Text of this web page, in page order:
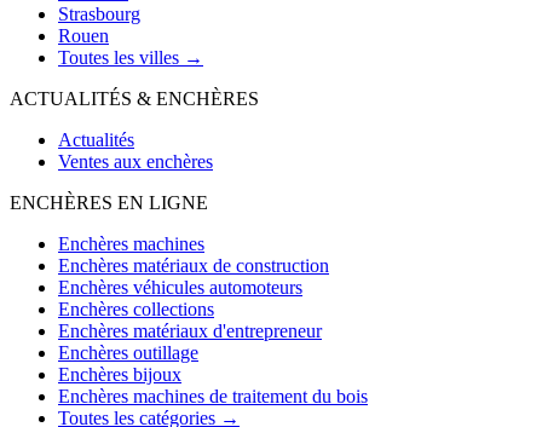
Strasbourg
Rouen
Toutes les villes →
ACTUALITÉS & ENCHÈRES
Actualités
Ventes aux enchères
ENCHÈRES EN LIGNE
Enchères machines
Enchères matériaux de construction
Enchères véhicules automoteurs
Enchères collections
Enchères matériaux d'entrepreneur
Enchères outillage
Enchères bijoux
Enchères machines de traitement du bois
Toutes les catégories →